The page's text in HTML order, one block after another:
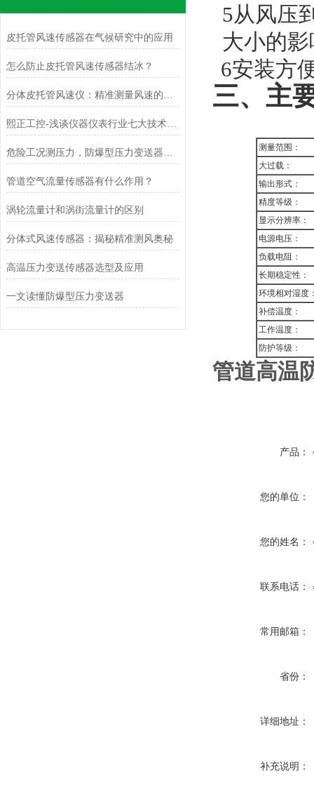
皮托管风速传感器在气候研究中的应用
怎么防止皮托管风速传感器结冰？
分体皮托管风速仪：精准测量风速的可靠利器
熙正工控-浅谈仪器仪表行业七大技术问题
危险工况测压力，防爆型压力变送器更安心
管道空气流量传感器有什么作用？
涡轮流量计和涡街流量计的区别
分体式风速传感器：揭秘精准测风奥秘
高温压力变送传感器选型及应用
一文读懂防爆型压力变送器
5从风压
大小的
6安装方
三、主
测量范围：
大过载：
输出形式：
精度等级：
显示分辨率：
电源电压：
负载电阻：
长期稳定性：
环境相对湿度
补偿温度：
工作温度：
防护等级：
管道高温
产品：
您的单位：
您的姓名：
联系电话：
常用邮箱：
省份：
详细地址：
补充说明：